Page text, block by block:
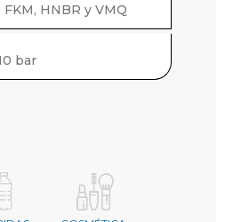
HNBR y VMQ
bar